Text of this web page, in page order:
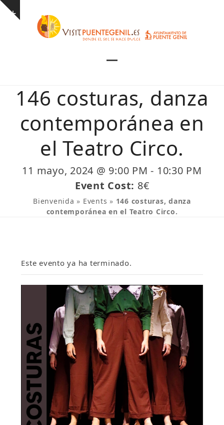
Skip
Show
menu
menu
146 costuras, danza
contemporánea en
el Teatro Circo.
11 mayo, 2024 @ 9:00 PM - 10:30 PM
Event Cost: 8€
Bienvenida » Events » 146 costuras, danza
contemporánea en el Teatro Circo.
Este evento ya ha terminado.